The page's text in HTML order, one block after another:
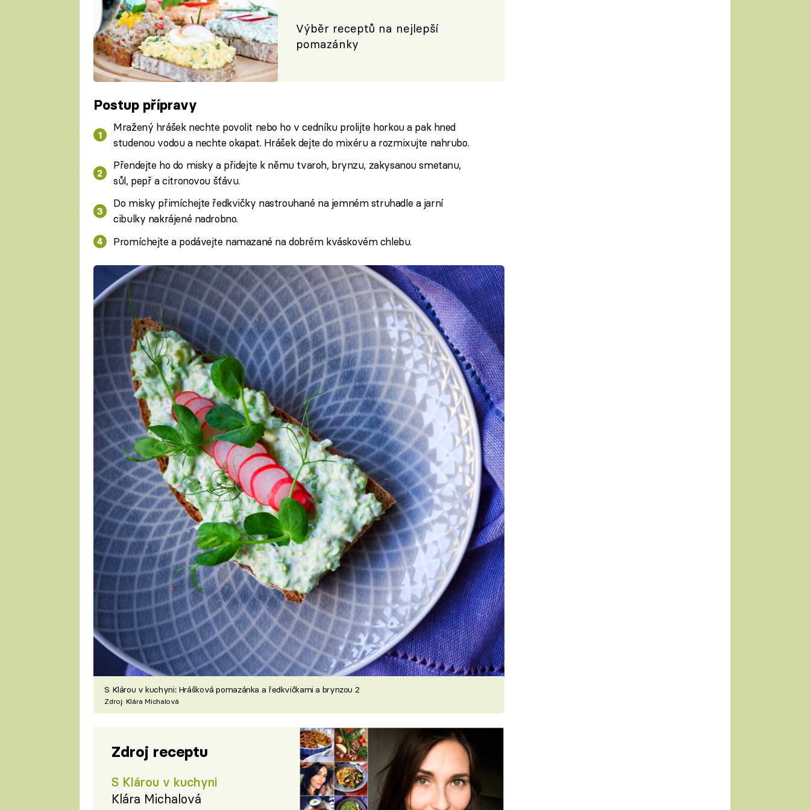
Výběr receptů na nejlepší
pomazánky
Postup přípravy
Mražený hrášek nechte povolit nebo ho v cedníku prolijte horkou a pak hned
studenou vodou a nechte okapat. Hrášek dejte do mixéru a rozmixujte nahrubo.
Přendejte ho do misky a přidejte k němu tvaroh, brynzu, zakysanou smetanu,
sůl, pepř a citronovou šťávu.
Do misky přimíchejte ředkvičky nastrouhané na jemném struhadle a jarní
cibulky nakrájené nadrobno.
Promíchejte a podávejte namazané na dobrém kváskovém chlebu.
S Klárou v kuchyni: Hrášková pomazánka a ředkvičkami a brynzou 2
Zdroj: Klára Michalová
Zdroj receptu
S Klárou v kuchyni
Klára Michalová